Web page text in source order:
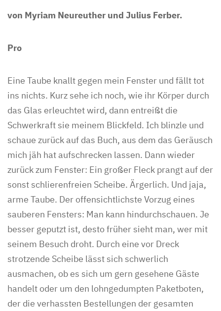
von Myriam Neureuther und Julius Ferber.
Pro
Eine Taube knallt gegen mein Fenster und fällt tot
ins nichts. Kurz sehe ich noch, wie ihr Körper durch
das Glas erleuchtet wird, dann entreißt die
Schwerkraft sie meinem Blickfeld. Ich blinzle und
schaue zurück auf das Buch, aus dem das Geräusch
mich jäh hat aufschrecken lassen. Dann wieder
zurück zum Fenster: Ein großer Fleck prangt auf der
sonst schlierenfreien Scheibe. Ärgerlich. Und jaja,
arme Taube. Der offensichtlichste Vorzug eines
sauberen Fensters: Man kann hindurchschauen. Je
besser geputzt ist, desto früher sieht man, wer mit
seinem Besuch droht. Durch eine vor Dreck
strotzende Scheibe lässt sich schwerlich
ausmachen, ob es sich um gern gesehene Gäste
handelt oder um den lohngedumpten Paketboten,
der die verhassten Bestellungen der gesamten